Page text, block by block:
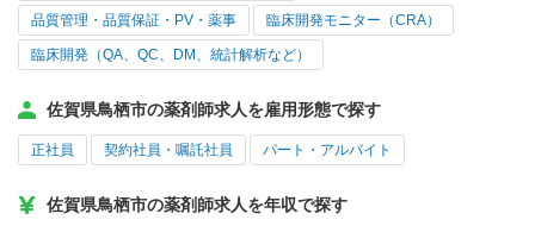
品質管理・品質保証・PV・薬事 臨床開発モニター（CRA）
臨床開発（QA、QC、DM、統計解析など）
佐賀県鳥栖市の薬剤師求人を雇用形態で探す
正社員 契約社員・嘱託社員 パート・アルバイト
佐賀県鳥栖市の薬剤師求人を年収で探す